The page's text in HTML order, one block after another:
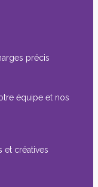
précis
équipe et nos
et créatives